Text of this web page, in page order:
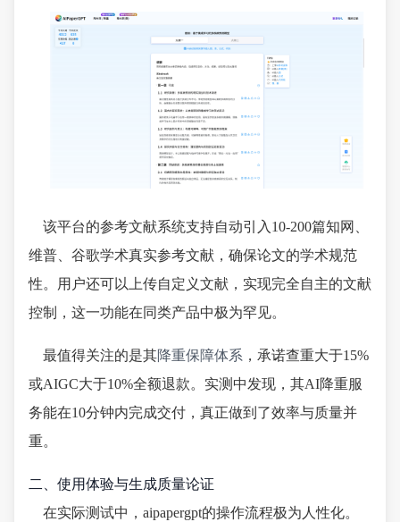
该平台的参考文献系统支持自动引入10-200篇知网、
维普、谷歌学术真实参考文献，确保论文的学术规范
性。用户还可以上传自定义文献，实现完全自主的文献
控制，这一功能在同类产品中极为罕见。
最值得关注的是其降重保障体系 ，承诺查重大于15%
或AIGC大于10%全额退款。实测中发现，其AI降重服
务能在10分钟内完成交付，真正做到了效率与质量并
重。
二、使用体验与生成质量论证
在实际测试中，aipapergpt的操作流程极为人性化。